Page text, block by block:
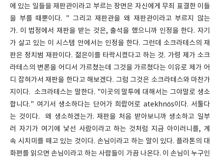
에 있는 일들을 재판관이라고 부르는 장면은 자신에게 무죄 표결한 이들
을 부를 때뿐이다. " 그리고 재판관을 왜 재판관이라고 부르지 않는
가. 이 법정에서 재판을 받는 것은, 출석을 했으니까 인정을 한다. 자기
가 살고 있는 이 시스템 안에서는 인정을 한다. 그런데 소크라테스의 재
판은 정치범 재판이다. 젊은이를 타락시켰다고 하는 것. 가령 제가 소크
라테스의 변론을 어디서 가르쳤는데 그것을 가르쳤다는 이유로 제가 어
디 잡혀가서 재판을 한다고 해보겠다. 그럼 그것은 소크라테스와 마찬가
지이다. 소크라테스는 말한다. "이곳의 말투에 대해서는 그야말로 생소
합니다." 여기서 생소하다는 단어가 희랍어로 atekhnōs이다. 서툴다
는 것이다. 왜 생소하겠는가. 재판을 처음 받아보니까 생소하고 일부
러 자기가 여기에 낯선 사람이라고 하는 것처럼 지금 아이러니를, 계
속 시치미를 떼고 있는 것이다. 손님이라고 하는 말이 있다. 플라톤의 대
화편를 읽으면 손님이라고 하는 사람들이 가끔 나온다. 이 손님이 누구인